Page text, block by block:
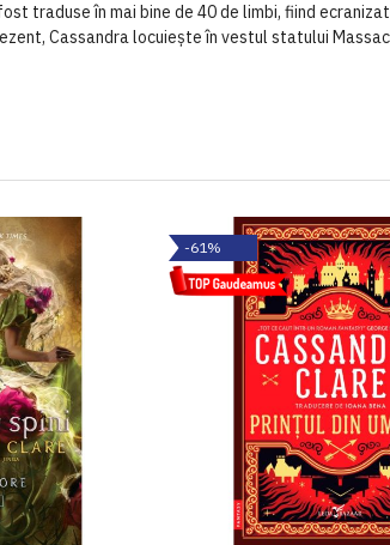
traduse în mai bine de 40 de limbi, fiind
Cassandra locuiește în vestul statului
-61%